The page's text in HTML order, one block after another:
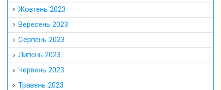
Жовтень 2023
Вересень 2023
Серпень 2023
Липень 2023
Червень 2023
Травень 2023